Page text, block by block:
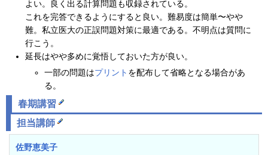
よい。良く出る計算問題も収録されている。
これを完答できるようにすると良い。難易度は簡単〜やや
難。私立医大の正誤問題対策に最適である。不明点は質問に
行こう。
延長はやや多めに覚悟しておいた方が良い。
一部の問題はプリント を配布して省略となる場合があ
る。
春期講習
担当講師
佐野恵美子